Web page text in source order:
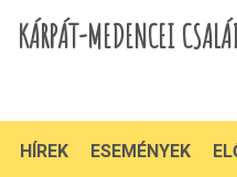
KÁRPÁT-MEDENCEI
HÍREK ESEMÉNYEK